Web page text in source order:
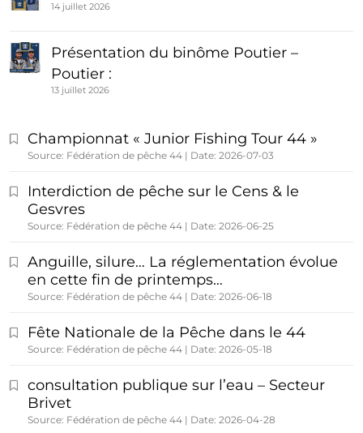
14 juillet 2026
Présentation du binôme Poutier –
Poutier :
13 juillet 2026
Championnat « Junior Fishing Tour 44 »
Source: Fédération de pêche 44 Date: 2026-07-03
Interdiction de pêche sur le Cens & le
Gesvres
Source: Fédération de pêche 44 Date: 2026-06-25
Anguille, silure… La réglementation évolue
en cette fin de printemps…
Source: Fédération de pêche 44 Date: 2026-06-18
Fête Nationale de la Pêche dans le 44
Source: Fédération de pêche 44 Date: 2026-05-18
consultation publique sur l’eau – Secteur
Brivet
Source: Fédération de pêche 44 Date: 2026-04-28